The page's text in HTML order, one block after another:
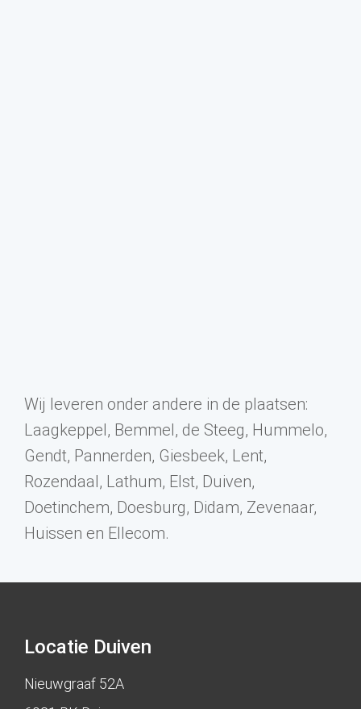
Wij leveren onder andere in de plaatsen:
Laagkeppel, Bemmel, de Steeg, Hummelo,
Gendt, Pannerden, Giesbeek, Lent,
Rozendaal, Lathum, Elst, Duiven,
Doetinchem, Doesburg, Didam, Zevenaar,
Huissen en Ellecom.
Locatie Duiven
Nieuwgraaf 52A